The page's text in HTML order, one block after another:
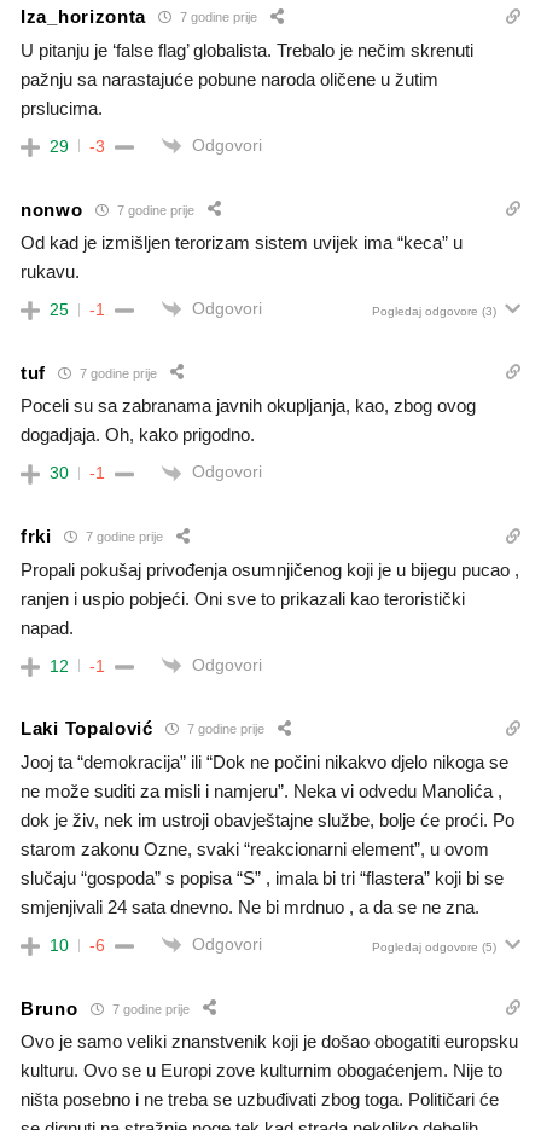
Iza_horizonta 7 godine prije
U pitanju je ‘false flag’ globalista. Trebalo je nečim skrenuti
pažnju sa narastajuće pobune naroda oličene u žutim
prslucima.
29 -3 Odgovori
nonwo 7 godine prije
Od kad je izmišljen terorizam sistem uvijek ima “keca” u
rukavu.
25 -1 Odgovori Pogledaj odgovore (3)
tuf 7 godine prije
Poceli su sa zabranama javnih okupljanja, kao, zbog ovog
dogadjaja. Oh, kako prigodno.
30 -1 Odgovori
frki 7 godine prije
Propali pokušaj privođenja osumnjičenog koji je u bijegu pucao ,
ranjen i uspio pobjeći. Oni sve to prikazali kao teroristički
napad.
12 -1 Odgovori
Laki Topalović 7 godine prije
Jooj ta “demokracija” ili “Dok ne počini nikakvo djelo nikoga se
ne može suditi za misli i namjeru”. Neka vi odvedu Manolića ,
dok je živ, nek im ustroji obavještajne službe, bolje će proći. Po
starom zakonu Ozne, svaki “reakcionarni element”, u ovom
slučaju “gospoda” s popisa “S” , imala bi tri “flastera” koji bi se
smjenjivali 24 sata dnevno. Ne bi mrdnuo , a da se ne zna.
10 -6 Odgovori Pogledaj odgovore (5)
Bruno 7 godine prije
Ovo je samo veliki znanstvenik koji je došao obogatiti europsku
kulturu. Ovo se u Europi zove kulturnim obogaćenjem. Nije to
ništa posebno i ne treba se uzbuđivati zbog toga. Političari će